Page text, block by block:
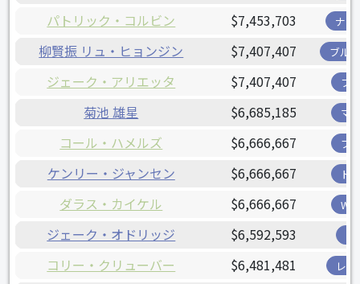
パトリック・コルビン $7,453,703 ナシ
柳賢振 リュ・ヒョンジン $7,407,407 ブル
ジェーク・アリエッタ $7,407,407 フ
菊池 雄星 $6,685,185 マ
コール・ハメルズ $6,666,667 ブ
ケンリー・ジャンセン $6,666,667 ド
ダラス・カイケル $6,666,667 W
ジェーク・オドリッジ $6,592,593
コリー・クリューバー $6,481,481 レ